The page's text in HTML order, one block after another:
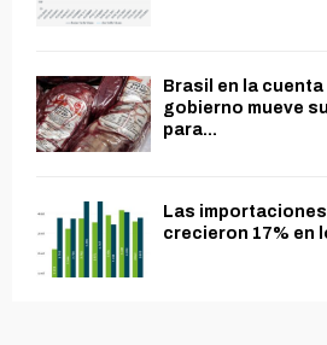
Brasil en la cuenta
gobierno mueve
para...
Las
crecieron 17% en